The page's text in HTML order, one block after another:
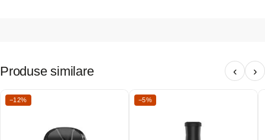
Produse similare ‹ ›
−12% −5%